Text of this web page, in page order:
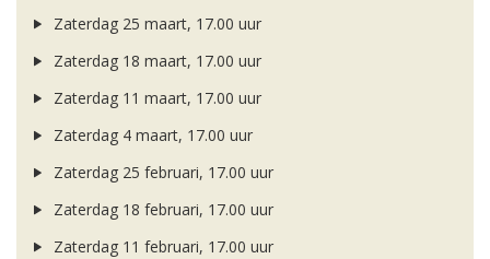
Zaterdag 25 maart, 17.00 uur
Zaterdag 18 maart, 17.00 uur
Zaterdag 11 maart, 17.00 uur
Zaterdag 4 maart, 17.00 uur
Zaterdag 25 februari, 17.00 uur
Zaterdag 18 februari, 17.00 uur
Zaterdag 11 februari, 17.00 uur